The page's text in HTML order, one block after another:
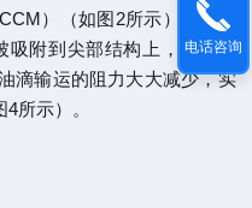
）（如图2所示），在水
吸附到尖部结构上，原来的
滴输运的阻力大大减少，实
所示）。
电话咨询